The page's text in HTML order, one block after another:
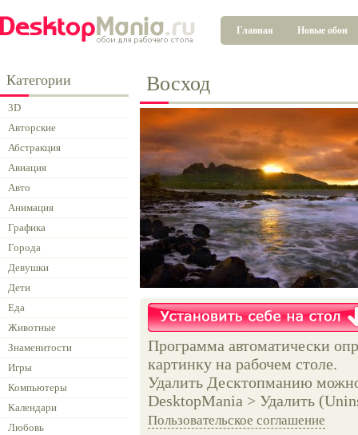
Главная Новые обои
Категории
3D
Авторские
Абстракция
Авиация
Авто
Анимация
Графика
Города
Девушки
Дети
Еда
Животные
Знаменитости
Игры
Компьютеры
Календари
Любовь
Восход
Программа автоматически
картинку на рабочем столе.
Удалить Десктопманию
DesktopMania > Удалить
Пользовательское соглашение